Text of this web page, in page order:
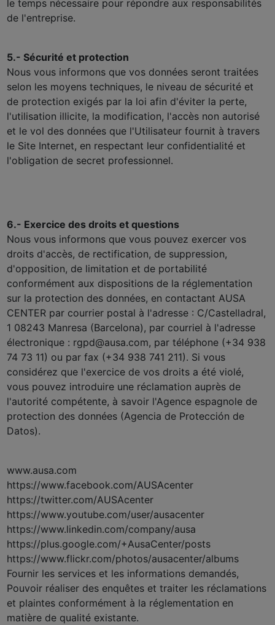
le temps nécessaire pour répondre aux responsabilités
de l'entreprise.
5.- Sécurité et protection
Nous vous informons que vos données seront traitées
selon les moyens techniques, le niveau de sécurité et
de protection exigés par la loi afin d'éviter la perte,
l'utilisation illicite, la modification, l'accès non autorisé
et le vol des données que l'Utilisateur fournit à travers
le Site Internet, en respectant leur confidentialité et
l'obligation de secret professionnel.
6.- Exercice des droits et questions
Nous vous informons que vous pouvez exercer vos
droits d'accès, de rectification, de suppression,
d'opposition, de limitation et de portabilité
conformément aux dispositions de la réglementation
sur la protection des données, en contactant AUSA
CENTER par courrier postal à l'adresse : C/Castelladral,
1 08243 Manresa (Barcelona), par courriel à l'adresse
électronique : rgpd@ausa.com, par téléphone (+34 938
74 73 11) ou par fax (+34 938 741 211). Si vous
considérez que l'exercice de vos droits a été violé,
vous pouvez introduire une réclamation auprès de
l'autorité compétente, à savoir l'Agence espagnole de
protection des données (Agencia de Protección de
Datos).
www.ausa.com
https://www.facebook.com/AUSAcenter
https://twitter.com/AUSAcenter
https://www.youtube.com/user/ausacenter
https://www.linkedin.com/company/ausa
https://plus.google.com/+AusaCenter/posts
https://www.flickr.com/photos/ausacenter/albums
Fournir les services et les informations demandés,
Pouvoir réaliser des enquêtes et traiter les réclamations
et plaintes conformément à la réglementation en
matière de qualité existante.